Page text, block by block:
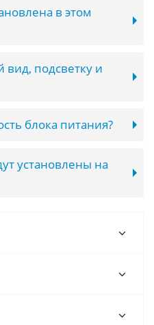
в этом
подсветку и
блока питания?
установлены на